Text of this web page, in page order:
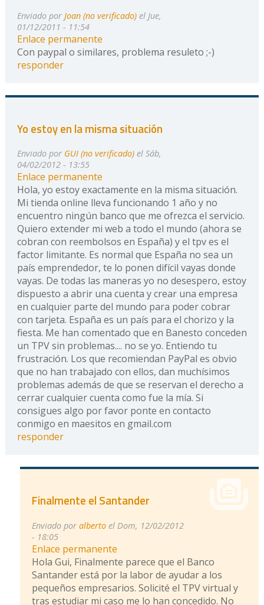
Enviado por Joan (no verificado)el Jue,
01/12/2011 - 11:54
Enlace permanente
Con paypal o similares, problema resuleto ;-)
responder
Yo estoy en la misma situación
Enviado por GUI (no verificado)el Sáb,
04/02/2012 - 13:55
Enlace permanente
Hola, yo estoy exactamente en la misma situación.
Mi tienda online lleva funcionando 1 año y no
encuentro ningún banco que me ofrezca el servicio.
Quiero extender mi web a todo el mundo (ahora se
cobran con reembolsos en España) y el tpv es el
factor limitante. Es normal que España no sea un
país emprendedor, te lo ponen difícil vayas donde
vayas. De todas las maneras yo no desespero, estoy
dispuesto a abrir una cuenta y crear una empresa
en cualquier parte del mundo para poder cobrar
con tarjeta. España es un país para el chorizo y la
fiesta. Me han comentado que en Banesto conceden
un TPV sin problemas.... no se yo. Entiendo tu
frustración. Los que recomiendan PayPal es obvio
que no han trabajado con ellos, dan muchísimos
problemas además de que se reservan el derecho a
cerrar cualquier cuenta como fue la mía. Si
consigues algo por favor ponte en contacto
conmigo en maesitos en gmail.com
responder
Finalmente el Santander
Enviado por albertoel Dom, 12/02/2012
- 18:05
Enlace permanente
Hola Gui, Finalmente parece que el Banco
Santander está por la labor de ayudar a los
pequeños empresarios. Solicité el TPV virtual y
tras estudiar mi caso me lo han concedido. No